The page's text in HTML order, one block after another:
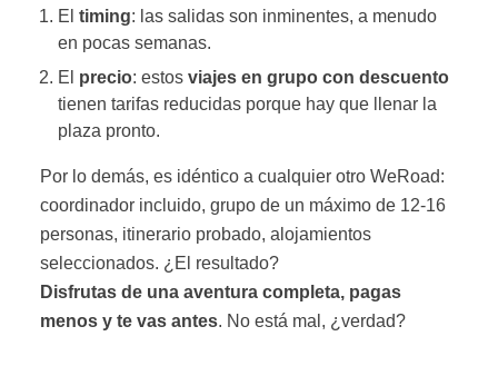
El timing: las salidas son inminentes, a menudo
en pocas semanas.
El precio: estos viajes en grupo con descuento
tienen tarifas reducidas porque hay que llenar la
plaza pronto.
Por lo demás, es idéntico a cualquier otro WeRoad:
coordinador incluido, grupo de un máximo de 12-16
personas, itinerario probado, alojamientos
seleccionados. ¿El resultado?
Disfrutas de una aventura completa, pagas
menos y te vas antes. No está mal, ¿verdad?